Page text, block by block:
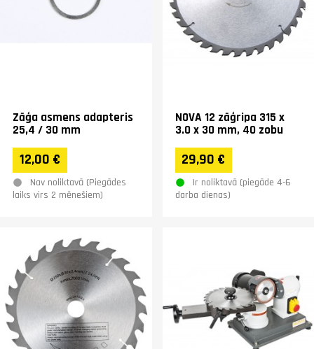
Zāģa asmens adapteris
25,4 / 30 mm
12,00 €
Nav noliktavā (Piegādes
laiks virs 2 mēnešiem)
NOVA 12 zāģripa 315 x
3.0 x 30 mm, 40 zobu
29,90 €
Ir noliktavā (piegāde 4-6
darba dienas)